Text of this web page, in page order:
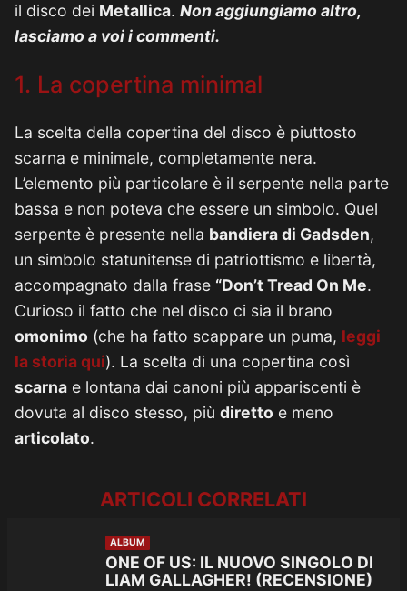
il disco dei Metallica. Non aggiungiamo altro,
lasciamo a voi i commenti.
1. La copertina minimal
La scelta della copertina del disco è piuttosto
scarna e minimale, completamente nera.
L’elemento più particolare è il serpente nella parte
bassa e non poteva che essere un simbolo. Quel
serpente è presente nella bandiera di Gadsden,
un simbolo statunitense di patriottismo e libertà,
accompagnato dalla frase “Don’t Tread On Me.
Curioso il fatto che nel disco ci sia il brano
omonimo (che ha fatto scappare un puma, leggi
la storia qui). La scelta di una copertina così
scarna e lontana dai canoni più appariscenti è
dovuta al disco stesso, più diretto e meno
articolato.
ARTICOLI CORRELATI
ALBUM
ONE OF US: IL NUOVO SINGOLO DI
LIAM GALLAGHER! (RECENSIONE)